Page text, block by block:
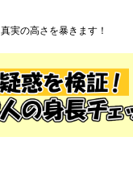
真実の高さを暴きます！